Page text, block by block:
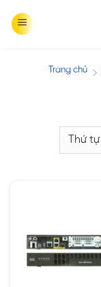
Trang chủ /